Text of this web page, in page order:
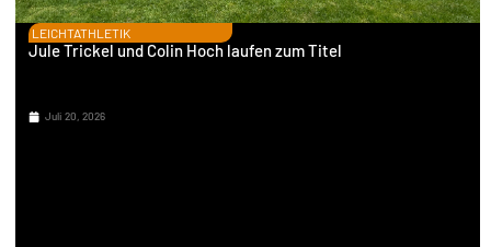
LEICHTATHLETIK
Jule Trickel und Colin Hoch laufen zum Titel
Juli 20, 2026